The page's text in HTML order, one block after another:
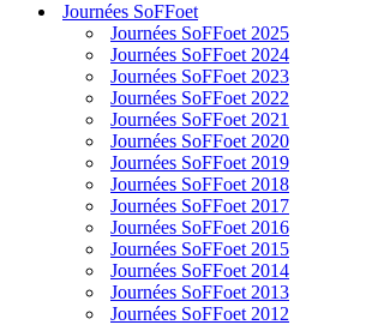
Journées SoFFoet
Journées SoFFoet 2025
Journées SoFFoet 2024
Journées SoFFoet 2023
Journées SoFFoet 2022
Journées SoFFoet 2021
Journées SoFFoet 2020
Journées SoFFoet 2019
Journées SoFFoet 2018
Journées SoFFoet 2017
Journées SoFFoet 2016
Journées SoFFoet 2015
Journées SoFFoet 2014
Journées SoFFoet 2013
Journées SoFFoet 2012